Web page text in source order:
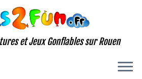
et Jeux Gonflables sur Rouen